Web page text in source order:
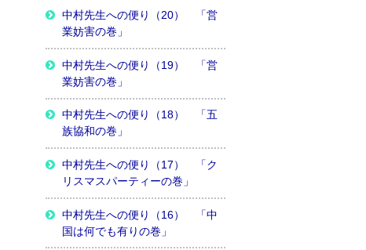
中村先生への便り（20） 「営
業妨害の巻」
中村先生への便り（19） 「営
業妨害の巻」
中村先生への便り（18） 「五
族協和の巻」
中村先生への便り（17） 「ク
リスマスパーティーの巻」
中村先生への便り（16） 「中
国は何でも有りの巻」